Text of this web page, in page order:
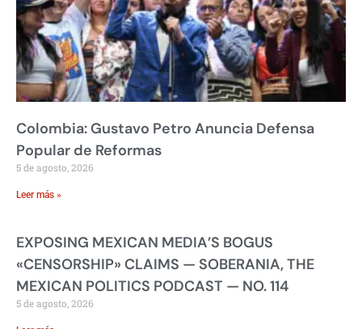
Colombia: Gustavo Petro Anuncia Defensa
Popular de Reformas
5 de agosto, 2026
Leer más »
EXPOSING MEXICAN MEDIA’S BOGUS
«CENSORSHIP» CLAIMS — SOBERANIA, THE
MEXICAN POLITICS PODCAST — NO. 114
5 de agosto, 2026